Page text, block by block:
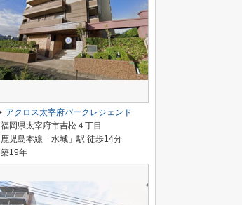
アクロス太宰府パークレジェンド
福岡県太宰府市吉松４丁目
鹿児島本線「水城」駅 徒歩14分
築19年